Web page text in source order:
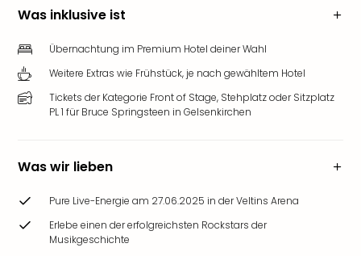
Was inklusive ist
Übernachtung im Premium Hotel deiner Wahl
Weitere Extras wie Frühstück, je nach gewähltem Hotel
Tickets der Kategorie Front of Stage, Stehplatz oder Sitzplatz
PL 1 für Bruce Springsteen in Gelsenkirchen
Was wir lieben
Pure Live-Energie am 27.06.2025 in der Veltins Arena
Erlebe einen der erfolgreichsten Rockstars der
Musikgeschichte